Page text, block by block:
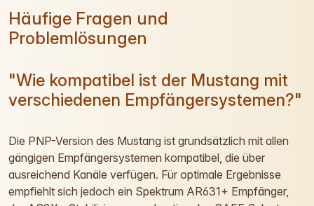
Häufige Fragen und
Problemlösungen
"Wie kompatibel ist der Mustang mit
verschiedenen Empfängersystemen?"
Die PNP-Version des Mustang ist grundsätzlich mit allen
gängigen Empfängersystemen kompatibel, die über
ausreichend Kanäle verfügen. Für optimale Ergebnisse
empfiehlt sich jedoch ein Spektrum AR631+ Empfänger,